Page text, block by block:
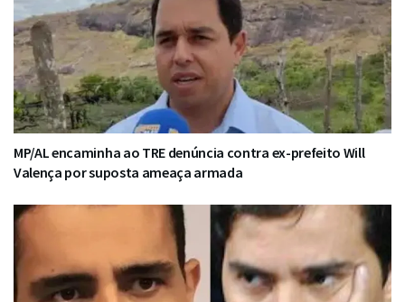
MP/AL encaminha ao TRE denúncia contra ex-prefeito Will
Valença por suposta ameaça armada